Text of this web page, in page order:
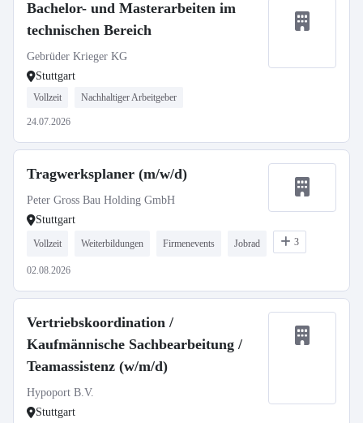
Bachelor- und Masterarbeiten im
technischen Bereich
Gebrüder Krieger KG
Stuttgart
Vollzeit Nachhaltiger Arbeitgeber
24.07.2026
Tragwerksplaner (m/w/d)
Peter Gross Bau Holding GmbH
Stuttgart
Vollzeit Weiterbildungen Firmenevents Jobrad 3
02.08.2026
Vertriebskoordination /
Kaufmännische Sachbearbeitung /
Teamassistenz (w/m/d)
Hypoport B.V.
Stuttgart